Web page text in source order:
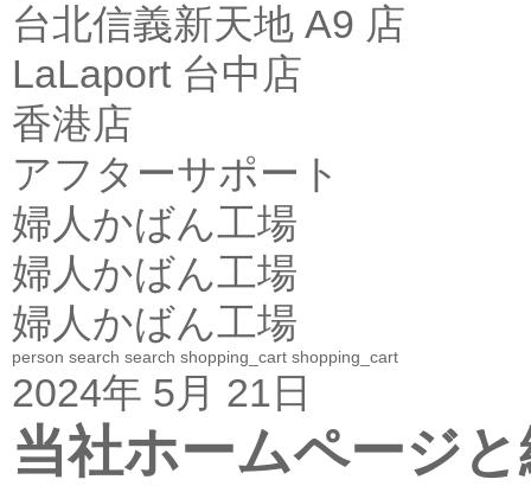
台北信義新天地 A9 店
LaLaport 台中店
香港店
アフターサポート
婦人かばん工場
婦人かばん工場
婦人かばん工場
person search search shopping_cart shopping_cart
2024年 5月 21日
当社ホームページ